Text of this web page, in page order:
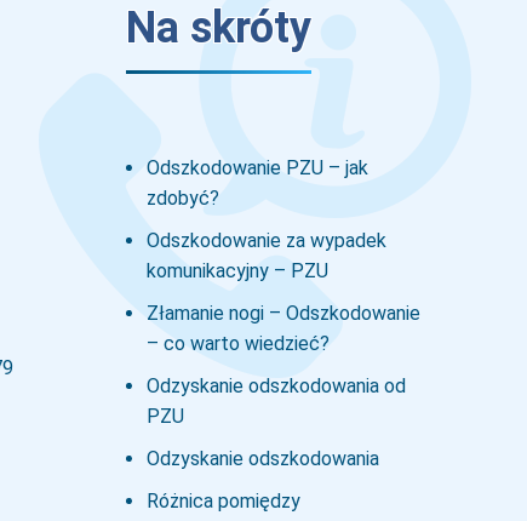
Na skróty
Odszkodowanie PZU – jak
zdobyć?
Odszkodowanie za wypadek
komunikacyjny – PZU
Złamanie nogi – Odszkodowanie
– co warto wiedzieć?
Odzyskanie odszkodowania od
PZU
Odzyskanie odszkodowania
Różnica pomiędzy